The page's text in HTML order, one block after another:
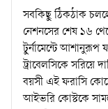
সবকিছু ঠিকঠাক
নেশনসের শেষ ১৬
টুর্নামেন্টে আশানুরূপ
ট্রাবেলসিকে সরিয়ে
বয়সী এই ফরাসি
আইভরি কোস্টকে